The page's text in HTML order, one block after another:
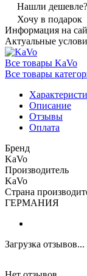
Нашли дешевле?
Хочу в подарок
Информация на
Актуальные
Все товары KaVo
Все товары
Описание
Отзывы
Оплата
Бренд
KaVo
Производитель
KaVo
Страна
ГЕРМАНИЯ
Загрузка отзывов...